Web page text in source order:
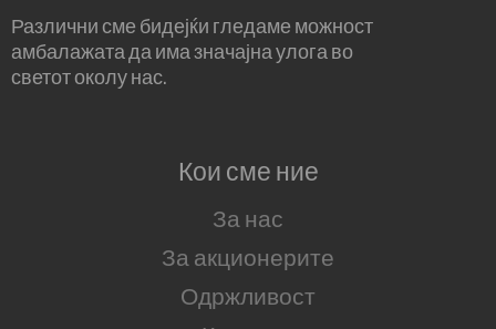
Различни сме бидејќи гледаме можност
амбалажата да има значајна улога во
светот околу нас.
Кои сме ние
За нас
За акционерите
Одржливост